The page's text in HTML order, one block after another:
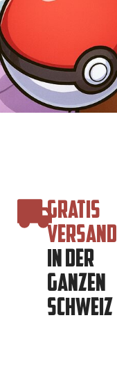
GRATIS
VERSAND
IN DER
GANZEN
SCHWEIZ